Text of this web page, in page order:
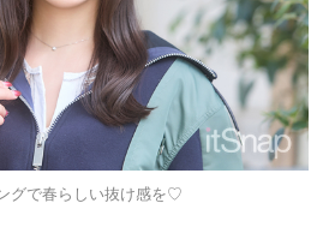
グで春らしい抜け感を♡